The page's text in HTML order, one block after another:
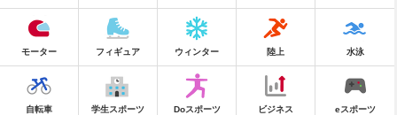
モーター フィギュア ウィンター 陸上 水泳
自転車 学生スポーツ Doスポーツ ビジネス eスポーツ